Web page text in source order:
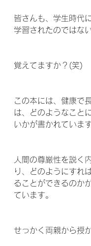
皆さんも、学生時代
学習されたのではな
覚えてますか？(笑)
この本には、健康で
は、どのようなこと
いかが書かれていま
人間の尊厳性を説く
り、どのようにすれ
ることができるのか
ています。
せっかく両親から授